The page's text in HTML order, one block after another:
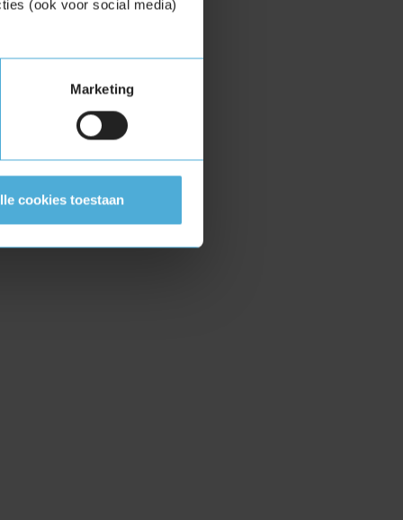
(ook voor social media)
Marketing
cookies toestaan